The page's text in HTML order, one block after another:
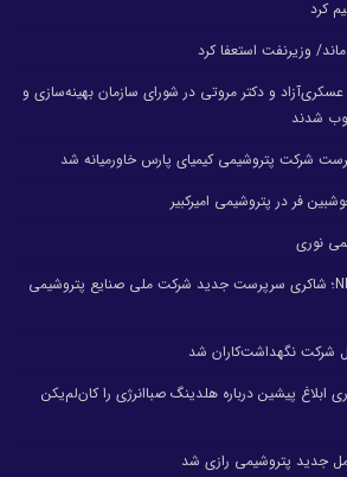
وزیرنفت استعفا کرد
و دکتر مروتی در شورای سازمان بهینه‌سازی و
شدند
شرکت پتروشیمی کیمیای پارس خاورمیانه شد
فر در پتروشیمی امیرکبیر
با تودیع عباس زاده از NPC؛ شاکری سرپرست جدید شرکت ملی صنایع پتروشیمی
شرکت نگهداشت‌کاران شد
پیشین درباره هلدینگ صباانرژی را کان‌لم‌یکن
جدید پتروشیمی رازی شد